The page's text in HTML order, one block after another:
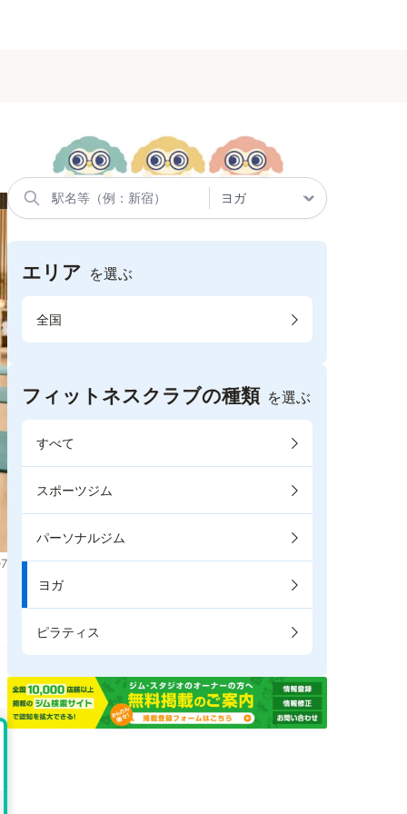
エリア を選ぶ
全国
フィットネスクラブの種類 を選ぶ
すべて
スポーツジム
パーソナルジム
ヨガ
ピラティス